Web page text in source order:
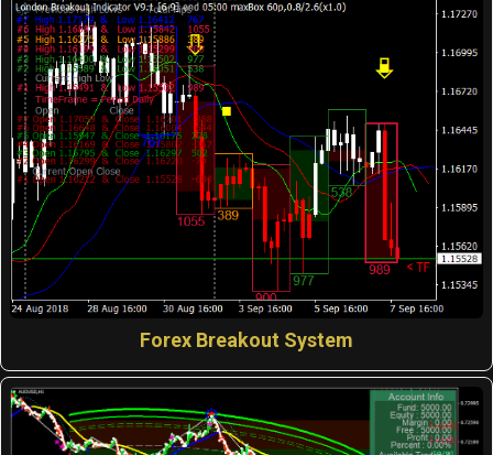
Forex Breakout System